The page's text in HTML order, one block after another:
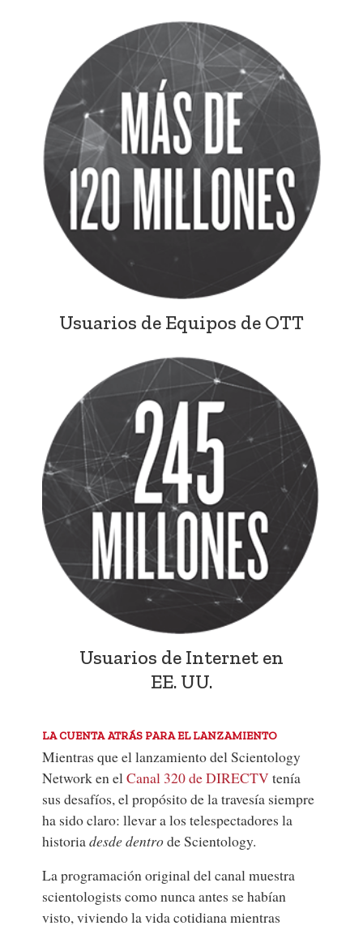
Usuarios de Equipos de OTT
Usuarios de Internet en
EE. UU.
LA CUENTA ATRÁS PARA EL LANZAMIENTO
Mientras que el lanzamiento del Scientology
Network en elCanal 320 de DIRECTV tenía
sus desafíos, el propósito de la travesía siempre
ha sido claro: llevar a los telespectadores la
historiadesde dentrode Scientology.
La programación original del canal muestra
scientologists como nunca antes se habían
visto, viviendo la vida cotidiana mientras